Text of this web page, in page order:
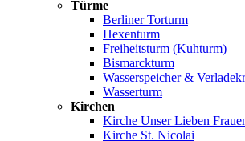
Türme
Berliner Torturm
Hexenturm
Freiheitsturm (Kuhturm)
Bismarckturm
Wasserspeicher &
Wasserturm
Kirchen
Kirche Unser Lieben
Kirche St. Nicolai